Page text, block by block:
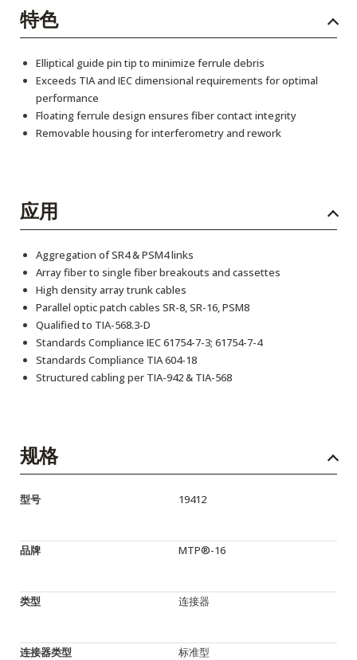
特色
Elliptical guide pin tip to minimize ferrule debris
Exceeds TIA and IEC dimensional requirements for optimal
performance
Floating ferrule design ensures fiber contact integrity
Removable housing for interferometry and rework
应用
Aggregation of SR4 & PSM4 links
Array fiber to single fiber breakouts and cassettes
High density array trunk cables
Parallel optic patch cables SR-8, SR-16, PSM8
Qualified to TIA-568.3-D
Standards Compliance IEC 61754-7-3; 61754-7-4
Standards Compliance TIA 604-18
Structured cabling per TIA-942 & TIA-568
规格
型号 19412
品牌 MTP®-16
类型 连接器
连接器类型 标准型